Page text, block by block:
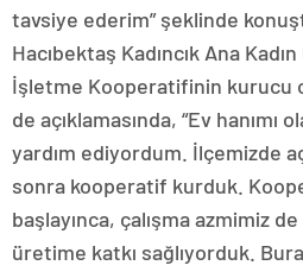
tavsiye ederim” şeklinde
Hacıbektaş Kadıncık Ana
İşletme Kooperatifinin kurucu
de açıklamasında, “Ev
yardım ediyordum. İlçemizde
sonra kooperatif kurduk.
başlayınca, çalışma azmimiz
üretime katkı sağlıyorduk.